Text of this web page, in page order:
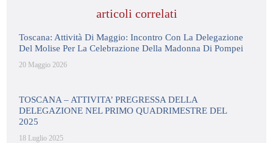
articoli correlati
Toscana: Attività Di Maggio: Incontro Con La Delegazione
Del Molise Per La Celebrazione Della Madonna Di Pompei
20 Maggio 2026
TOSCANA – ATTIVITA’ PREGRESSA DELLA
DELEGAZIONE NEL PRIMO QUADRIMESTRE DEL
2025
18 Luglio 2025